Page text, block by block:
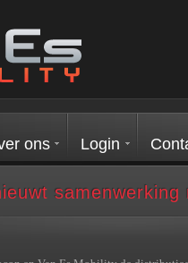
ons Login
samenwerking